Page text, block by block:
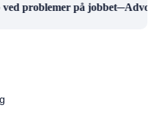
problemer på jobbet─